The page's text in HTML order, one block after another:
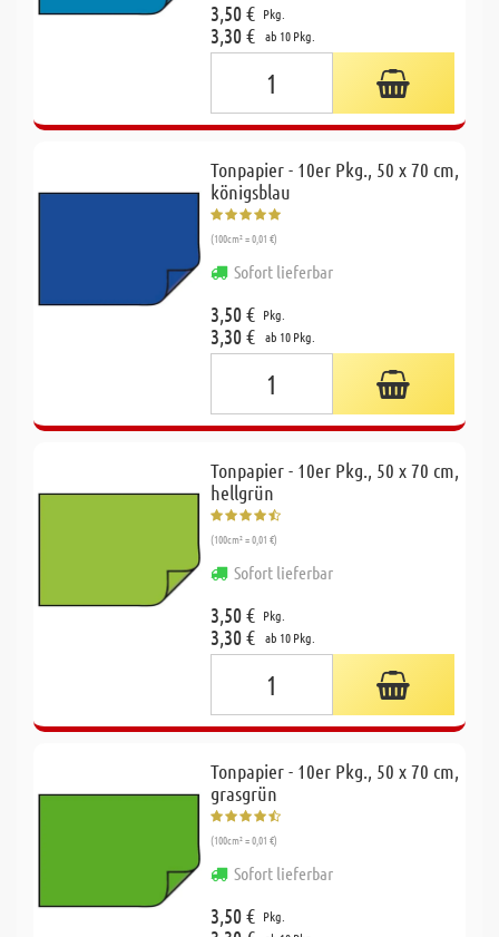
3,50 € Pkg.
3,30 € ab 10 Pkg.
Tonpapier - 10er Pkg., 50 x 70 cm,
königsblau
(100cm² = 0,01 €)
Sofort lieferbar
3,50 € Pkg.
3,30 € ab 10 Pkg.
Tonpapier - 10er Pkg., 50 x 70 cm,
hellgrün
(100cm² = 0,01 €)
Sofort lieferbar
3,50 € Pkg.
3,30 € ab 10 Pkg.
Tonpapier - 10er Pkg., 50 x 70 cm,
grasgrün
(100cm² = 0,01 €)
Sofort lieferbar
3,50 € Pkg.